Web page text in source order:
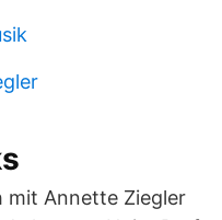
mit Annette Ziegler